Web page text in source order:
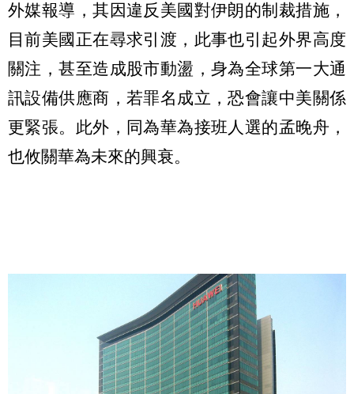
外媒報導，其因違反美國對伊朗的制裁措施，
目前美國正在尋求引渡，此事也引起外界高度
關注，甚至造成股市動盪，身為全球第一大通
訊設備供應商，若罪名成立，恐會讓中美關係
更緊張。此外，同為華為接班人選的孟晚舟，
也攸關華為未來的興衰。